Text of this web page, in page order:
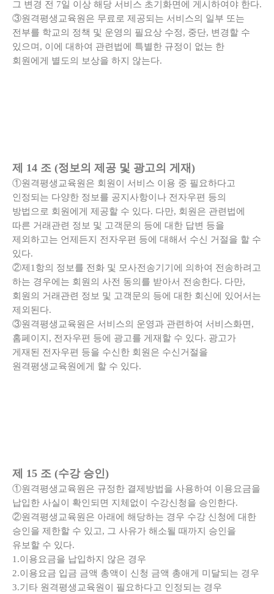
그 변경 전 7일 이상 해당 서비스 초기화면에 게시하여야 한다.
③원격평생교육원은 무료로 제공되는 서비스의 일부 또는
전부를 학교의 정책 및 운영의 필요상 수정, 중단, 변경할 수
있으며, 이에 대하여 관련법에 특별한 규정이 없는 한
회원에게 별도의 보상을 하지 않는다.
제 14 조 (정보의 제공 및 광고의 게재)
①원격평생교육원은 회원이 서비스 이용 중 필요하다고
인정되는 다양한 정보를 공지사항이나 전자우편 등의
방법으로 회원에게 제공할 수 있다. 다만, 회원은 관련법에
따른 거래관련 정보 및 고객문의 등에 대한 답변 등을
제외하고는 언제든지 전자우편 등에 대해서 수신 거절을 할 수
있다.
②제1항의 정보를 전화 및 모사전송기기에 의하여 전송하려고
하는 경우에는 회원의 사전 동의를 받아서 전송한다. 다만,
회원의 거래관련 정보 및 고객문의 등에 대한 회신에 있어서는
제외된다.
③원격평생교육원은 서비스의 운영과 관련하여 서비스화면,
홈페이지, 전자우편 등에 광고를 게재할 수 있다. 광고가
게재된 전자우편 등을 수신한 회원은 수신거절을
원격평생교육원에게 할 수 있다.
제 15 조 (수강 승인)
①원격평생교육원은 규정한 결제방법을 사용하여 이용요금을
납입한 사실이 확인되면 지체없이 수강신청을 승인한다.
②원격평생교육원은 아래에 해당하는 경우 수강 신청에 대한
승인을 제한할 수 있고, 그 사유가 해소될 때까지 승인을
유보할 수 있다.
1.이용요금을 납입하지 않은 경우
2.이용요금 입금 금액 총액이 신청 금액 총애게 미달되는 경우
3.기타 원격평생교육원이 필요하다고 인정되는 경우